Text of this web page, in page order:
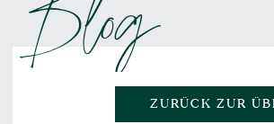
ZURÜCK ZUR